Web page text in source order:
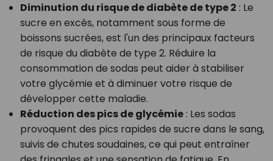
Diminution du risque de diabète de type 2 : Le
sucre en excès, notamment sous forme de
boissons sucrées, est l'un des principaux facteurs
de risque du diabète de type 2. Réduire la
consommation de sodas peut aider à stabiliser
votre glycémie et à diminuer votre risque de
développer cette maladie.
Réduction des pics de glycémie: Les sodas
provoquent des pics rapides de sucre dans le sang,
suivis de chutes soudaines, ce qui peut entraîner